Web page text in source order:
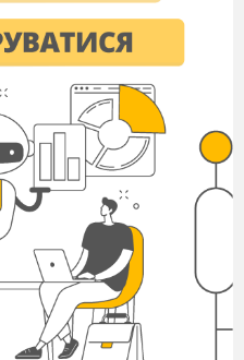
07.02.2024
81
08.02.2024
12.02.2024
84 - 85
14.02.2024
86